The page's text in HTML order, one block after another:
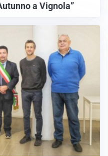
a Vignola”